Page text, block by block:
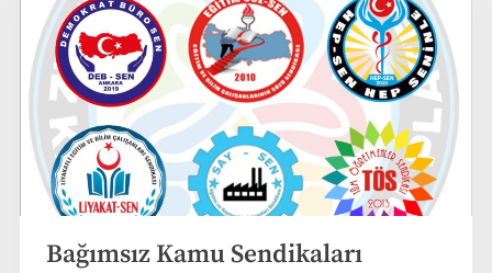
Bağımsız Kamu Sendikaları